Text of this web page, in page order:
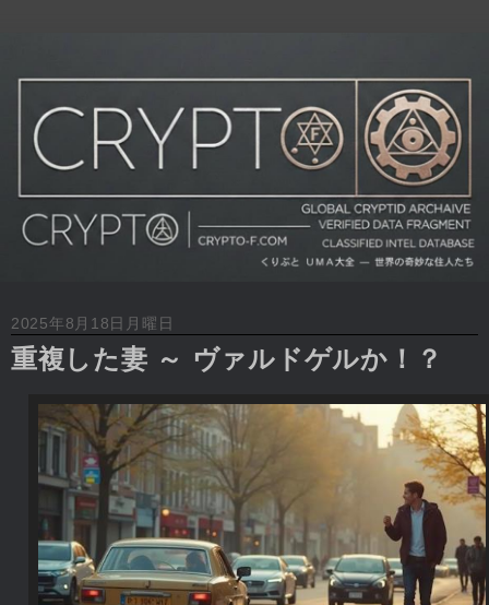
2025年8月18日月曜日
重複した妻 ～ ヴァルドゲルか！？